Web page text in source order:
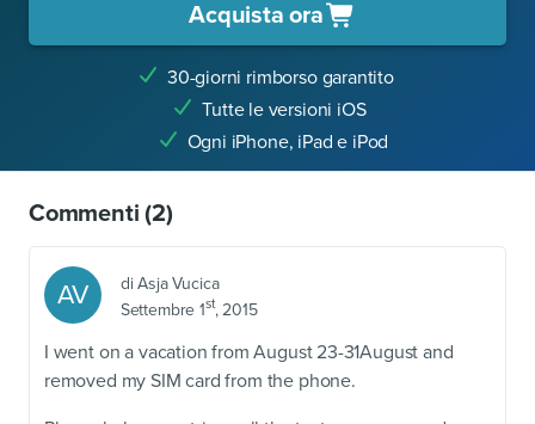
Acquista ora
30-giorni rimborso garantito
Tutte le versioni iOS
Ogni iPhone, iPad e iPod
Commenti(2)
AV diAsja Vucica
Settembre 1st, 2015
I went on a vacation from August 23-31August and
removed my SIM card from the phone.